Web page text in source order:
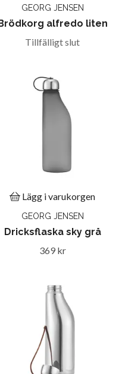
GEORG JENSEN
alfredo liten
Tillfälligt slut
Lägg i varukorgen
GEORG JENSEN
Dricksflaska sky grå
369 kr